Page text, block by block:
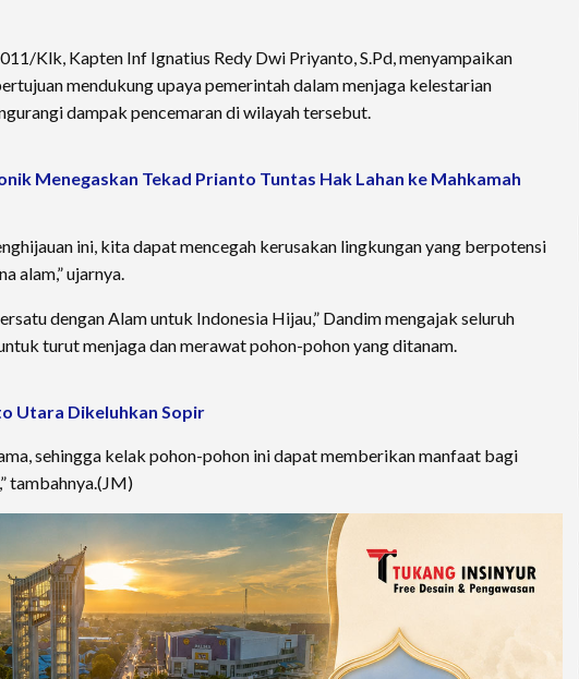
Klk, Kapten Inf Ignatius Redy Dwi Priyanto, S.Pd, menyampaikan
mendukung upaya pemerintah dalam menjaga kelestarian
dampak pencemaran di wilayah tersebut.
Menegaskan Tekad Prianto Tuntas Hak Lahan ke Mahkamah
ini, kita dapat mencegah kerusakan lingkungan yang berpotensi
alam,” ujarnya.
dengan Alam untuk Indonesia Hijau,” Dandim mengajak seluruh
turut menjaga dan merawat pohon-pohon yang ditanam.
Utara Dikeluhkan Sopir
sehingga kelak pohon-pohon ini dapat memberikan manfaat bagi
tambahnya.(JM)